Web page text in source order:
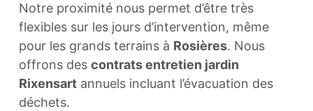
Notre proximité nous permet d’être très
flexibles sur les jours d’intervention, même
pour les grands terrains à Rosières. Nous
offrons des contrats entretien jardin
Rixensartannuels incluant l’évacuation des
déchets.